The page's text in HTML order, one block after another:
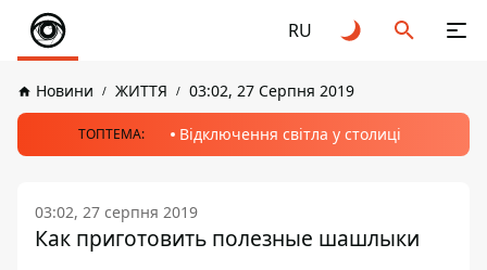
RU
Новини ЖИТТЯ 03:02, 27 Серпня 2019
ТОПТЕМА: Відключення світла у столиці
03:02, 27 серпня 2019
Как приготовить полезные шашлыки